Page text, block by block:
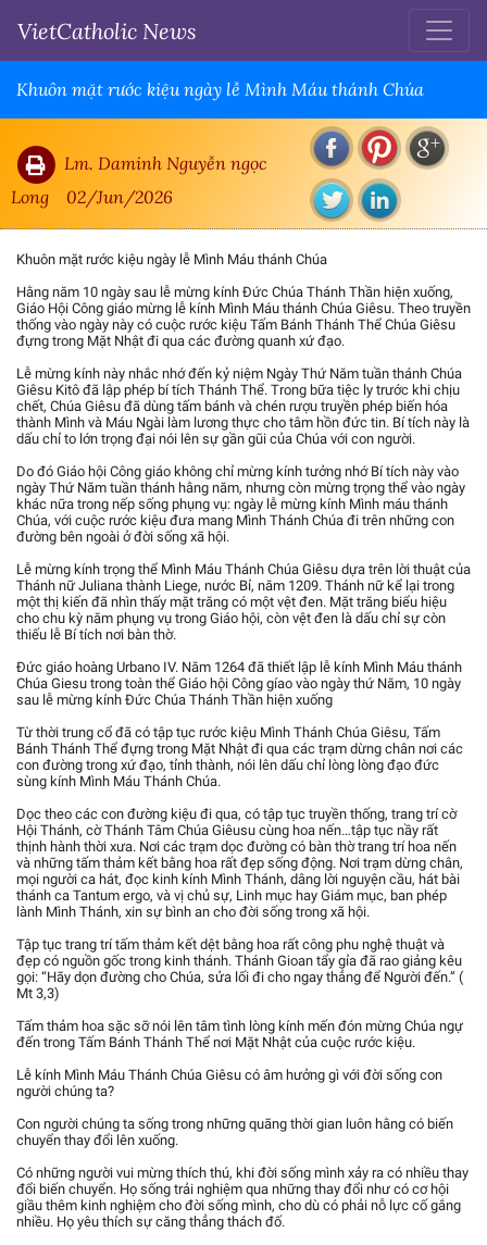
VietCatholic News
Khuôn mặt rước kiệu ngày lễ Mình Máu thánh Chúa
Lm. Daminh Nguyễn ngọc
Long
02/Jun/2026
Khuôn mặt rước kiệu ngày lễ Mình Máu thánh Chúa
Hằng năm 10 ngày sau lễ mừng kính Đức Chúa Thánh Thần hiện xuống,
Giáo Hội Công giáo mừng lễ kính Mình Máu thánh Chúa Giêsu. Theo truyền
thống vào ngày này có cuộc rước kiệu Tấm Bánh Thánh Thể Chúa Giêsu
đựng trong Mặt Nhật đi qua các đường quanh xứ đạo.
Lễ mừng kính này nhắc nhớ đến kỷ niệm Ngày Thứ Năm tuần thánh Chúa
Giêsu Kitô đã lập phép bí tích Thánh Thể. Trong bữa tiệc ly trước khi chịu
chết, Chúa Giêsu đã dùng tấm bánh và chén rượu truyền phép biến hóa
thành Mình và Máu Ngài làm lương thực cho tâm hồn đức tin. Bí tích này là
dấu chỉ to lớn trọng đại nói lên sự gần gũi của Chúa với con người.
Do đó Giáo hội Công giáo không chỉ mừng kính tưởng nhớ Bí tích này vào
ngày Thứ Năm tuần thánh hằng năm, nhưng còn mừng trọng thể vào ngày
khác nữa trong nếp sống phụng vụ: ngày lễ mừng kính Mình máu thánh
Chúa, với cuộc rước kiệu đưa mang Mình Thánh Chúa đi trên những con
đường bên ngoài ở đời sống xã hội.
Lễ mừng kính trọng thể Mình Máu Thánh Chúa Giêsu dựa trên lời thuật của
Thánh nữ Juliana thành Liege, nước Bỉ, năm 1209. Thánh nữ kể lại trong
một thị kiến đã nhìn thấy mặt trăng có một vệt đen. Mặt trăng biểu hiệu
cho chu kỳ năm phụng vụ trong Giáo hội, còn vệt đen là dấu chỉ sự còn
thiếu lễ Bí tích nơi bàn thờ.
Đức giáo hoàng Urbano IV. Năm 1264 đã thiết lập lễ kính Mình Máu thánh
Chúa Giesu trong toàn thể Giáo hội Công gíao vào ngày thứ Năm, 10 ngày
sau lễ mừng kính Đức Chúa Thánh Thần hiện xuống
Từ thời trung cổ đã có tập tục rước kiệu Mình Thánh Chúa Giêsu, Tấm
Bánh Thánh Thể đựng trong Mặt Nhật đi qua các trạm dừng chân nơi các
con đường trong xứ đạo, tỉnh thành, nói lên dấu chỉ lòng lòng đạo đức
sùng kính Mình Máu Thánh Chúa.
Dọc theo các con đường kiệu đi qua, có tập tục truyền thống, trang trí cờ
Hội Thánh, cờ Thánh Tâm Chúa Giêusu cùng hoa nến…tập tục nầy rất
thịnh hành thời xưa. Nơi các trạm dọc đường có bàn thờ trang trí hoa nến
và những tấm thảm kết bằng hoa rất đẹp sống động. Nơi trạm dừng chân,
mọi người ca hát, đọc kinh kính Mình Thánh, dâng lời nguyện cầu, hát bài
thánh ca Tantum ergo, và vị chủ sự, Linh mục hay Giám mục, ban phép
lành Mình Thánh, xin sự bình an cho đời sống trong xã hội.
Tập tục trang trí tấm thảm kết dệt bằng hoa rất công phu nghệ thuật và
đẹp có nguồn gốc trong kinh thánh. Thánh Gioan tẩy gỉa đã rao giảng kêu
gọi: “Hãy dọn đường cho Chúa, sửa lối đi cho ngay thẳng để Người đến.” (
Mt 3,3)
Tấm thảm hoa sặc sỡ nói lên tâm tình lòng kính mến đón mừng Chúa ngự
đến trong Tấm Bánh Thánh Thể nơi Mặt Nhật của cuộc rước kiệu.
Lễ kính Mình Máu Thánh Chúa Giêsu có âm hưởng gì với đời sống con
người chúng ta?
Con người chúng ta sống trong những quãng thời gian luôn hằng có biến
chuyển thay đổi lên xuống.
Có những người vui mừng thích thú, khi đời sống mình xảy ra có nhiều thay
đổi biến chuyển. Họ sống trải nghiệm qua những thay đổi như có cơ hội
giầu thêm kinh nghiệm cho đời sống mình, cho dù có phải nỗ lực cố gắng
nhiều. Họ yêu thích sự căng thẳng thách đố.